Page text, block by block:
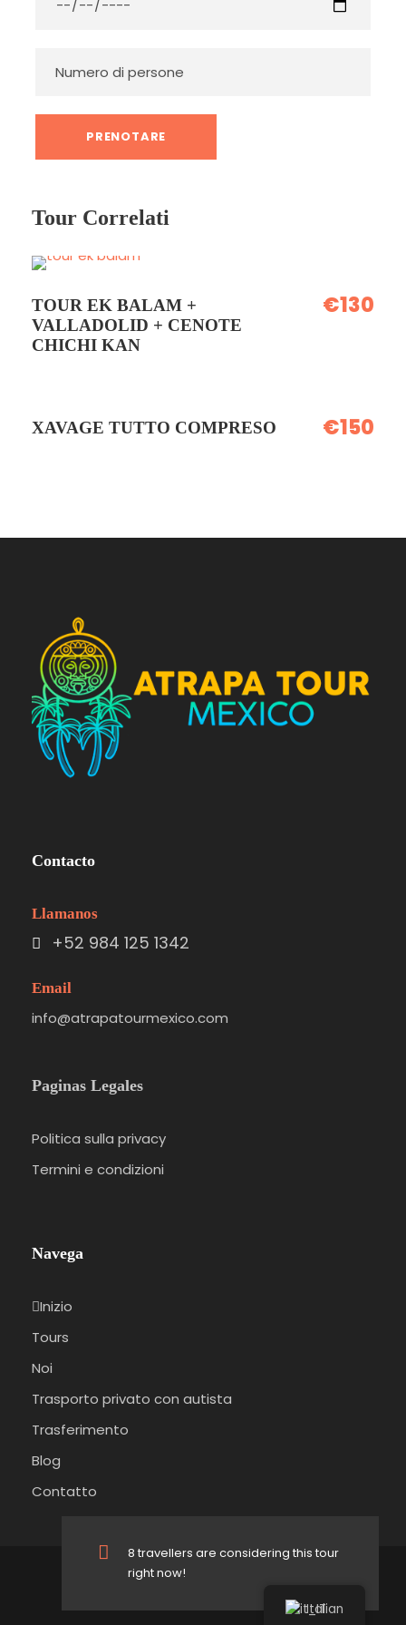
Foto
Tour Correlati
TOUR EK BALAM +
VALLADOLID + CENOTE
CHICHI KAN
€130
XAVAGE TUTTO COMPRESO €150
8 travellers are considering this tour
right now!
Contacto
Llamanos
+52 984 125 1342
Email
info@atrapatourmexico.com
Paginas Legales
Politica sulla privacy
Termini e condizioni
Navega
Inizio
Tours
Noi
Trasporto privato con autista
Trasferimento
Blog
Contatto
Italian